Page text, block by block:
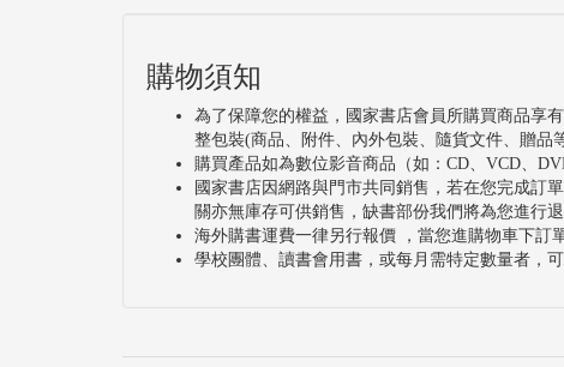
購物須知
為了保障您的權益，國家書店會員所購買商品享
整包裝(商品、附件、內外包裝、隨貨文件、贈品
購買產品如為數位影音商品（如：CD、VCD、
國家書店因網路與門市共同銷售，若在您完成訂
關亦無庫存可供銷售，缺書部份我們將為您進行退
海外購書運費一律另行報價 ，當您進購物車下訂
學校團體、讀書會用書，或每月需特定數量者，